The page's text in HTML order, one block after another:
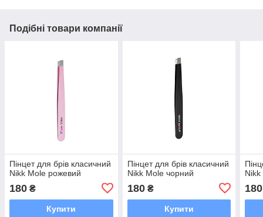
Подібні товари компанії
Пінцет для брів класичний
Nikk Mole рожевий
180 ₴
Купити
Пінцет для брів класичний
Nikk Mole чорний
180₴
Купити
180